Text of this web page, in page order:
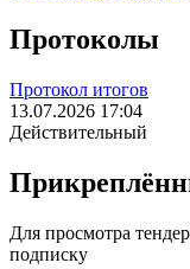
Протоколы
Протокол итогов
13.07.2026 17:04
Действительный
Для просмотра
подписку